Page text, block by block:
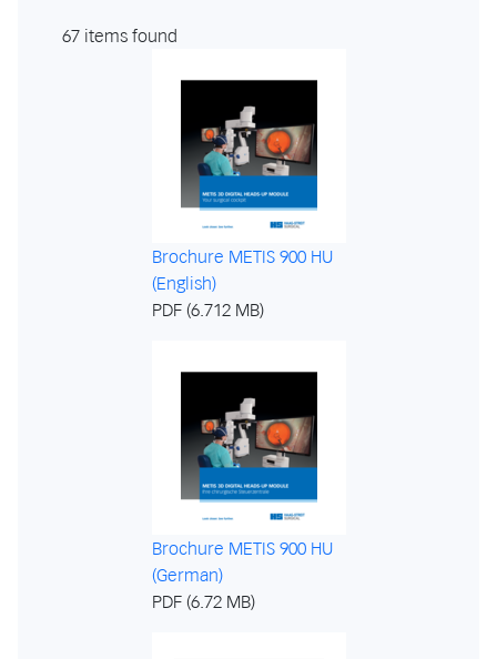
67 items found
Brochure METIS 900 HU
(English)
PDF (6.712 MB)
Brochure METIS 900 HU
(German)
PDF (6.72 MB)